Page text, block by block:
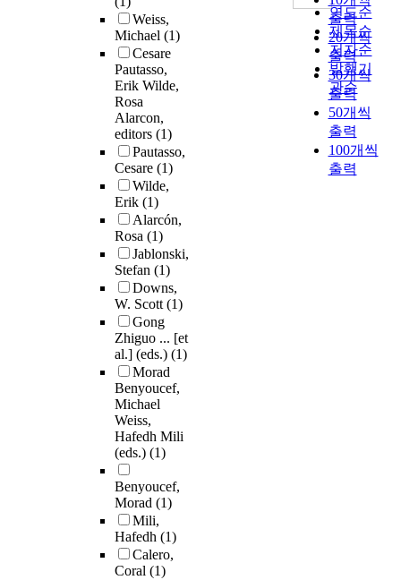
Weiss,
Michael (1)
Cesare
Pautasso,
Erik Wilde,
Rosa
Alarcon,
editors (1)
Pautasso,
Cesare (1)
Wilde,
Erik (1)
Alarcón,
Rosa (1)
Jablonski,
Stefan (1)
Downs,
W. Scott(1)
Gong
Zhiguo ... [et
al.] (eds.) (1)
Morad
Benyoucef,
Michael
Weiss,
Hafedh Mili
(eds.) (1)
Benyoucef,
Morad (1)
Mili,
Hafedh (1)
Calero,
Coral (1)
연도순
제목순
저자순
발행기
관순
출력
20개씩
출력
30개씩
출력
50개씩
출력
100개씩
출력